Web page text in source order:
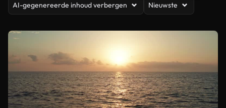
AI-gegenereerde inhoud verbergen Nieuwste